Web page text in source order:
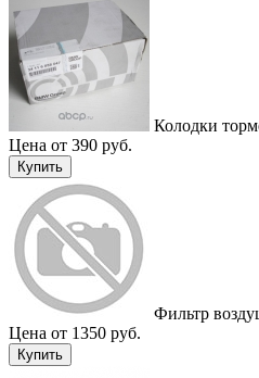
Колодки
Цена от 390 руб.
Купить
Фильтр
Цена от 1350 руб.
Купить